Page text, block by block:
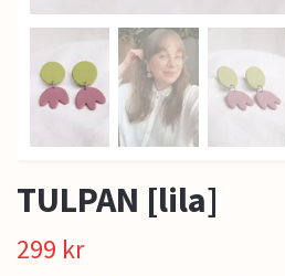
TULPAN [lila]
299 kr